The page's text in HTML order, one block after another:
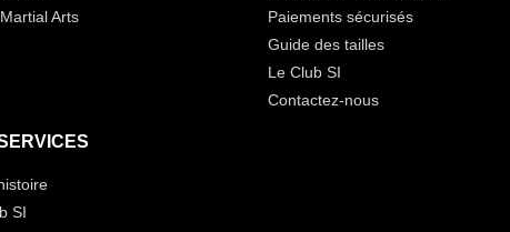
Arts
Paiements sécurisés
Guide des tailles
Le Club SI
Contactez-nous
SI